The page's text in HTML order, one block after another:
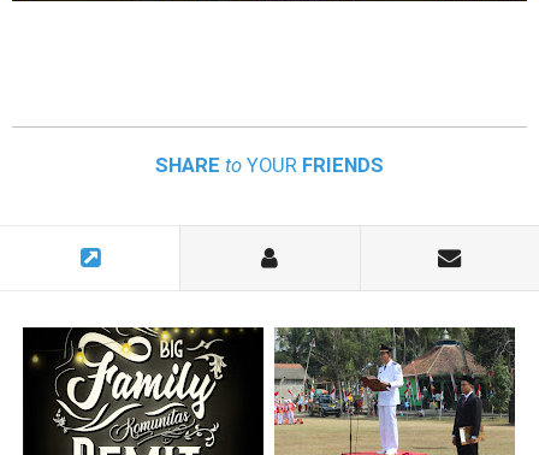
SHARE to YOUR FRIENDS